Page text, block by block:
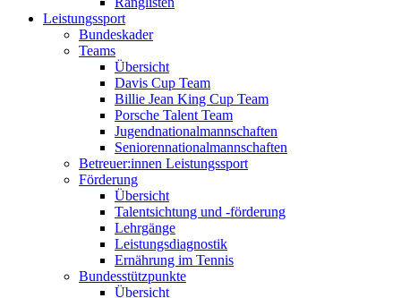
Leistungssport
Bundeskader
Teams
Übersicht
Davis Cup Team
Billie Jean King Cup Team
Porsche Talent Team
Jugendnationalmannschaften
Seniorennationalmannschaften
Betreuer:innen Leistungssport
Förderung
Übersicht
Talentsichtung und -förderung
Lehrgänge
Leistungsdiagnostik
Ernährung im Tennis
Bundesstützpunkte
Übersicht